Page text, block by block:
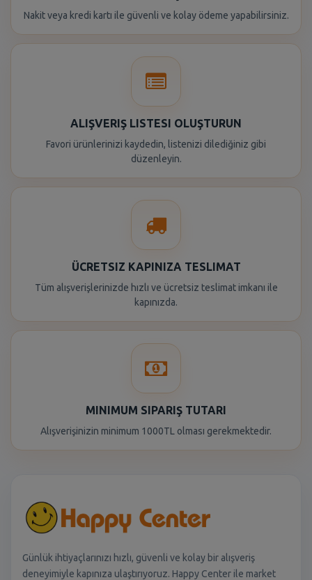
Nakit veya kredi kartı ile güvenli ve kolay ödeme yapabilirsiniz.
ALIŞVERIŞ LISTESI OLUŞTURUN
Favori ürünlerinizi kaydedin, listenizi dilediğiniz gibi
düzenleyin.
ÜCRETSIZ KAPINIZA TESLIMAT
Tüm alışverişlerinizde hızlı ve ücretsiz teslimat imkanı ile
kapınızda.
MINIMUM SIPARIŞ TUTARI
Alışverişinizin minimum 1000TL olması gerekmektedir.
Günlük ihtiyaçlarınızı hızlı, güvenli ve kolay bir alışveriş
deneyimiyle kapınıza ulaştırıyoruz. Happy Center ile market